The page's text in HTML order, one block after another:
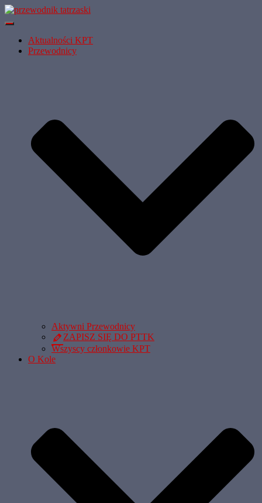
Przełącz
NawigacjęAktualności KPT
Przewodnicy
Aktywni Przewodnicy
ZAPISZ SIĘ DO PTTK
Wszyscy członkowie KPT
O Kole